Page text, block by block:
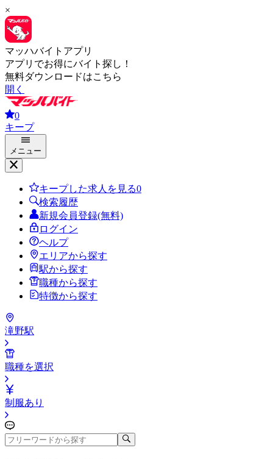
×
マッハバイトアプリ
アプリでお得にバイト探し！
無料ダウンロードはこちら
開く
0
キープ
メニュー
キープした求人を見る0
検索履歴
新規会員登録(無料)
ログイン
ヘルプ
エリアから探す
駅から探す
職種から探す
特徴から探す
滝野駅
職種を選択
制服あり